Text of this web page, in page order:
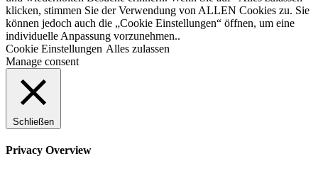
klicken, stimmen Sie der Verwendung von ALLEN Cookies zu. Sie
können jedoch auch die „Cookie Einstellungen“ öffnen, um eine
individuelle Anpassung vorzunehmen..
Cookie Einstellungen Alles zulassen
Manage consent
Schließen
Privacy Overview